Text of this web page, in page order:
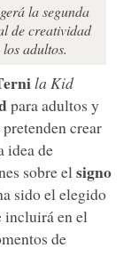
la segunda
de creatividad
adultos.
la Kid
para adultos y
crear
idea de
sobre el signo
sido el elegido
incluirá en el
de